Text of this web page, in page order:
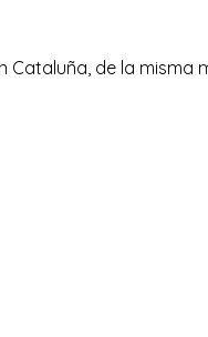
de la misma